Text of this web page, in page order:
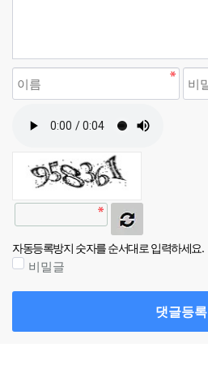
자동등록방지 숫자를 순서대로 입력하세요.
비밀글
댓글등록